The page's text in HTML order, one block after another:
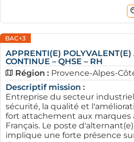
BAC+3
APPRENTI(E)
CONTINUE – QHSE – RH
Région : Provence-Alpes-
Descriptif mission :
Entreprise du secteur
sécurité, la qualité et
fort attachement aux marques
Français. Le poste
implique une forte présence